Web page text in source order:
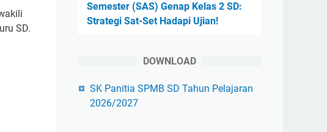
SD.
Semester (SAS) Genap Kelas 2 SD:
Strategi Sat-Set Hadapi Ujian!
DOWNLOAD
SK Panitia SPMB SD Tahun Pelajaran
2026/2027